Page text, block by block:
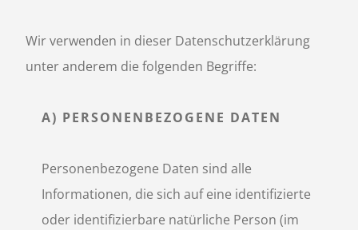
Wir verwenden in dieser Datenschutzerklärung
unter anderem die folgenden Begriffe:
A) PERSONENBEZOGENE DATEN
Personenbezogene Daten sind alle
Informationen, die sich auf eine identifizierte
oder identifizierbare natürliche Person (im